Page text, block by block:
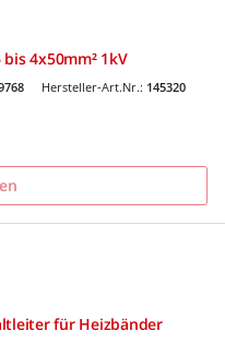
4x50mm² 1kV
Hersteller-Art.Nr.: 145320
für Heizbänder